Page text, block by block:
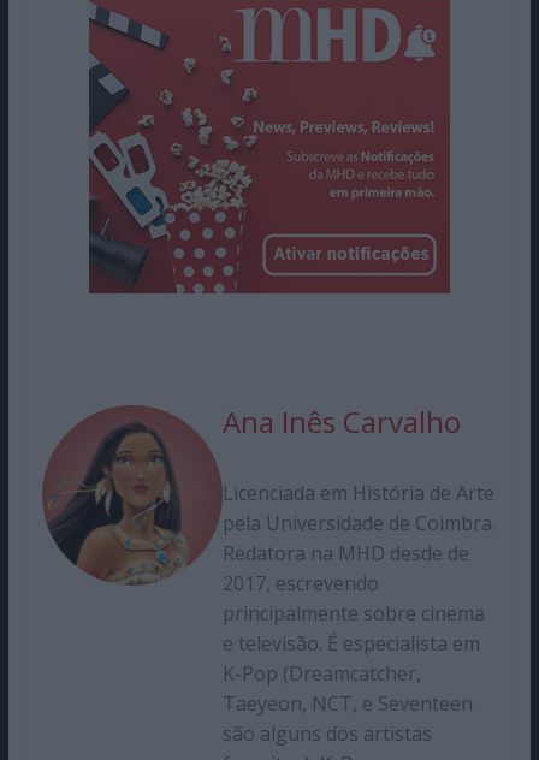
Ana Inês Carvalho
Licenciada em História de Arte
pela Universidade de Coimbra.
Redatora na MHD desde de
2017, escrevendo
principalmente sobre cinema
e televisão. É especialista em
K-Pop (Dreamcatcher,
Taeyeon, NCT, e Seventeen
são alguns dos artistas